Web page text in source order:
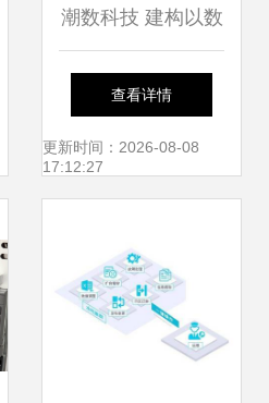
潮数科技 建构以数
据库为中心的防护
体系，筑牢数据安
查看详情
更新时间：2026-08-08
17:12:27